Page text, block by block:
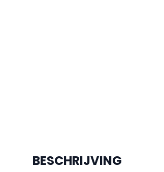
BESCHRIJVING